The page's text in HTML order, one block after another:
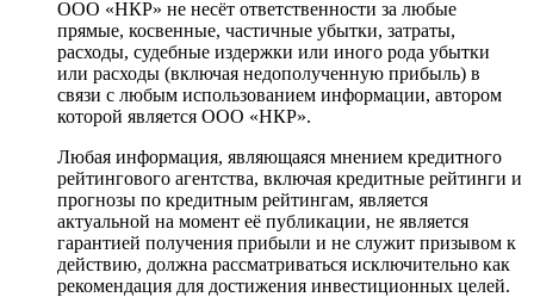
ООО «НКР» не несёт ответственности за любые
прямые, косвенные, частичные убытки, затраты,
расходы, судебные издержки или иного рода убытки
или расходы (включая недополученную прибыль) в
связи с любым использованием информации, автором
которой является ООО «НКР».
Любая информация, являющаяся мнением кредитного
рейтингового агентства, включая кредитные рейтинги и
прогнозы по кредитным рейтингам, является
актуальной на момент её публикации, не является
гарантией получения прибыли и не служит призывом к
действию, должна рассматриваться исключительно как
рекомендация для достижения инвестиционных целей.